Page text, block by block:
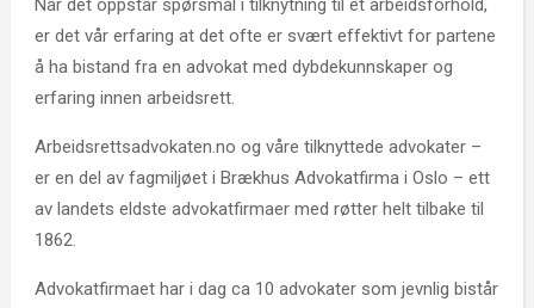
Når det oppstår spørsmål i tilknytning til et arbeidsforhold,
er det vår erfaring at det ofte er svært effektivt for partene
å ha bistand fra en advokat med dybdekunnskaper og
erfaring innen arbeidsrett.
Arbeidsrettsadvokaten.no og våre tilknyttede advokater –
er en del av fagmiljøet i Brækhus Advokatfirma i Oslo – ett
av landets eldste advokatfirmaer med røtter helt tilbake til
1862.
Advokatfirmaet har i dag ca 10 advokater som jevnlig bistår